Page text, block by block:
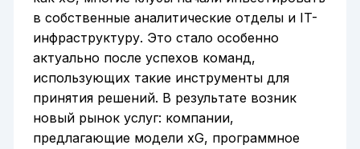
в собственные аналитические отделы и IT-
инфраструктуру. Это стало особенно
актуально после успехов команд,
использующих такие инструменты для
принятия решений. В результате возник
новый рынок услуг: компании,
предлагающие модели xG, программное